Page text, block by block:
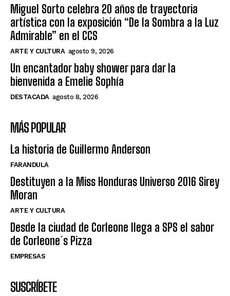
Miguel Sorto celebra 20 años de trayectoria
artística con la exposición “De la Sombra a la Luz
Admirable” en el CCS
ARTE Y CULTURA agosto 9, 2026
Un encantador baby shower para dar la
bienvenida a Emelie Sophía
DESTACADA agosto 8, 2026
MÁS POPULAR
La historia de Guillermo Anderson
FARANDULA
Destituyen a la Miss Honduras Universo 2016 Sirey
Moran
ARTE Y CULTURA
Desde la ciudad de Corleone llega a SPS el sabor
de Corleone´s Pizza
EMPRESAS
SUSCRÍBETE